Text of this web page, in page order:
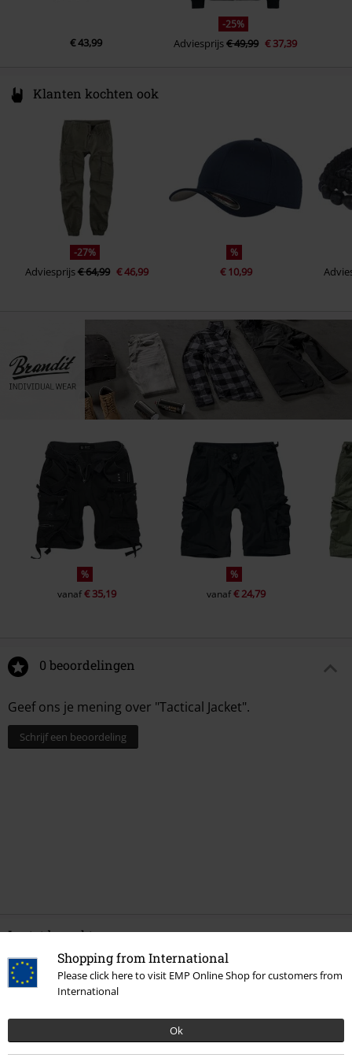
Shopping from International
Please click here to visit EMP Online Shop for customers from
International
Ok
€ 43,99
-25%
Adviesprijs€ 49,99 € 37,39
Klanten kochten ook
-27%
Adviesprijs€ 64,99 € 46,99
%
€ 10,99
%
vanaf€ 35,19
%
vanaf€ 24,79
0 beoordelingen
Geef ons je mening over "Tactical Jacket".
Schrijf een beoordeling
Laatst bezocht